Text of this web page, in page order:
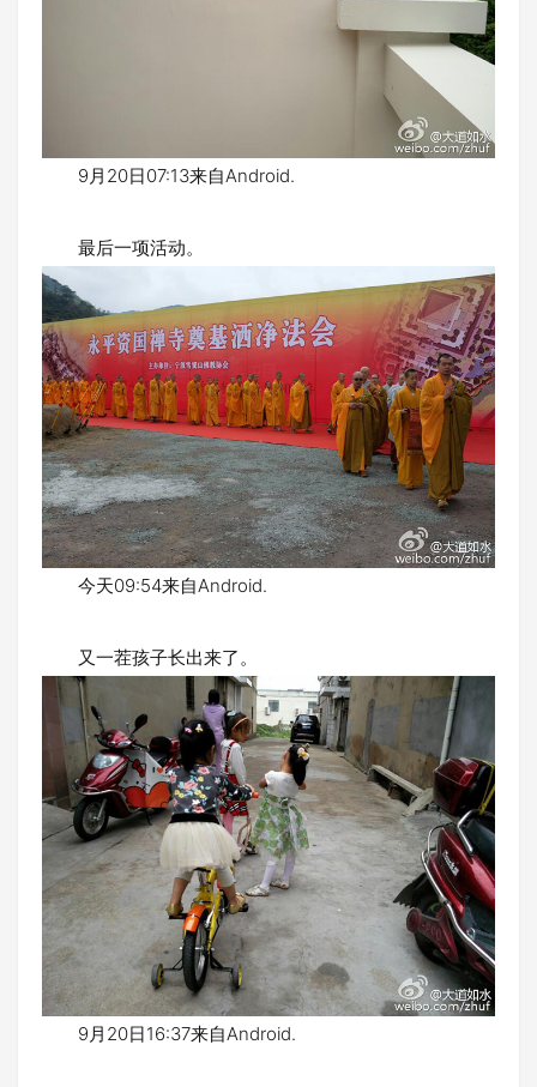
9月20日07:13来自Android.
最后一项活动。
今天09:54来自Android.
又一茬孩子长出来了。
9月20日16:37来自Android.